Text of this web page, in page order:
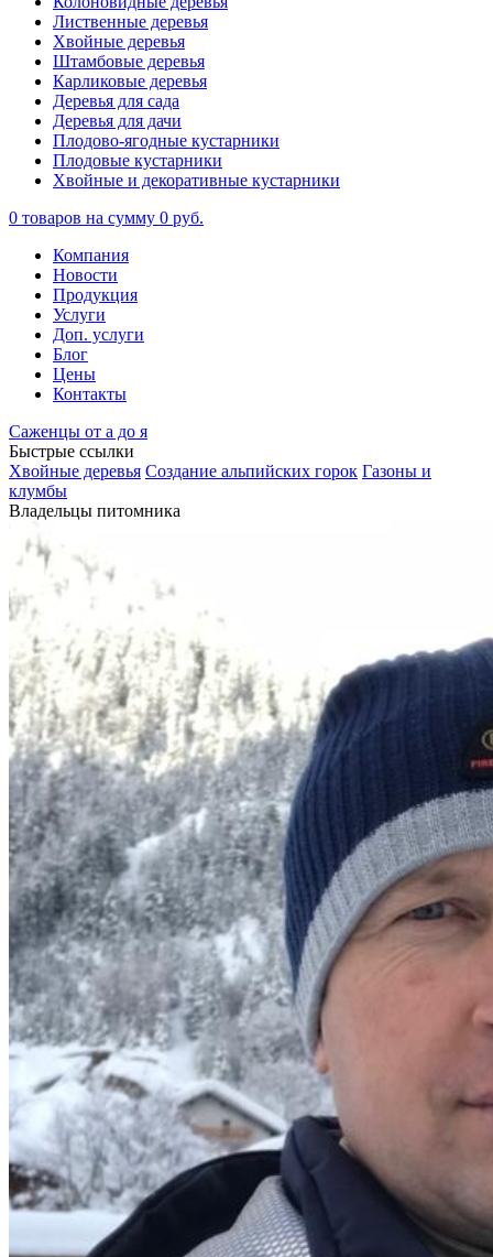
Лиственные деревья
Хвойные деревья
Штамбовые деревья
Карликовые деревья
Деревья для сада
Деревья для дачи
Плодово-ягодные кустарники
Плодовые кустарники
Хвойные и декоративные кустарники
0 товаров на сумму 0 руб.
Компания
Новости
Продукция
Услуги
Доп. услуги
Блог
Цены
Контакты
Саженцы от а до я
Быстрые ссылки
Хвойные деревья Создание альпийских горок Газоны и
клумбы
Владельцы питомника